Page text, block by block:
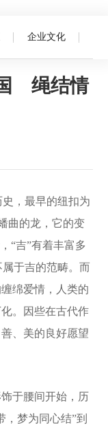
国 绳结情韵
企业文化
绳结情
，最早的纽扣为
曲的龙，它的变
“吉”有着丰富多
于吉的范畴。而
绵爱情，人类的
。因些在古代作
、美的良好愿望
于腰间开始，历
，梦为同心结”到